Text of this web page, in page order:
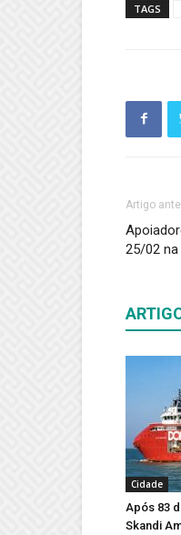
TAGS
Artigo
25/02
Cidade
Após 83
Skandi